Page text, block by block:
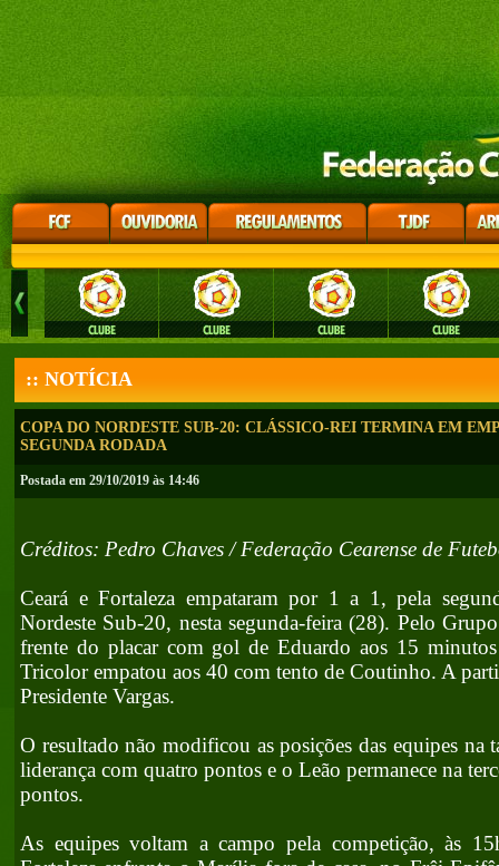
:: NOTÍCIA
COPA DO NORDESTE SUB-20: CLÁSSICO-REI TERMINA EM
SEGUNDA RODADA
Postada em 29/10/2019 às 14:46
Créditos: Pedro Chaves / Federação Cearense de
Ceará e Fortaleza empataram por 1 a 1, pela
Nordeste Sub-20, nesta segunda-feira (28). Pelo
frente do placar com gol de Eduardo aos 15
Tricolor empatou aos 40 com tento de Coutinho. A
Presidente Vargas.
O resultado não modificou as posições das equipes na
liderança com quatro pontos e o Leão permanece na
pontos.
As equipes voltam a campo pela competição, às